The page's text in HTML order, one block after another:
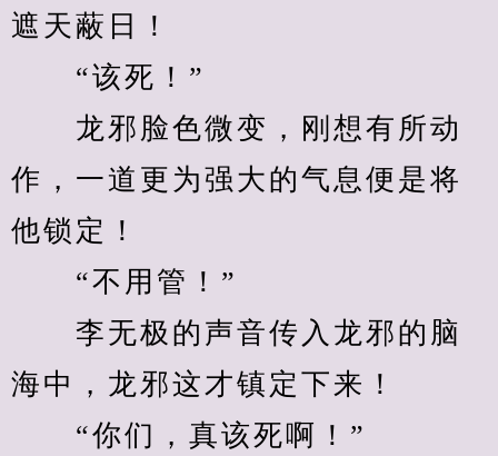
遮天蔽日！
“该死！”
龙邪脸色微变，刚想有所动
作，一道更为强大的气息便是将
他锁定！
“不用管！”
李无极的声音传入龙邪的脑
海中，龙邪这才镇定下来！
“你们，真该死啊！”